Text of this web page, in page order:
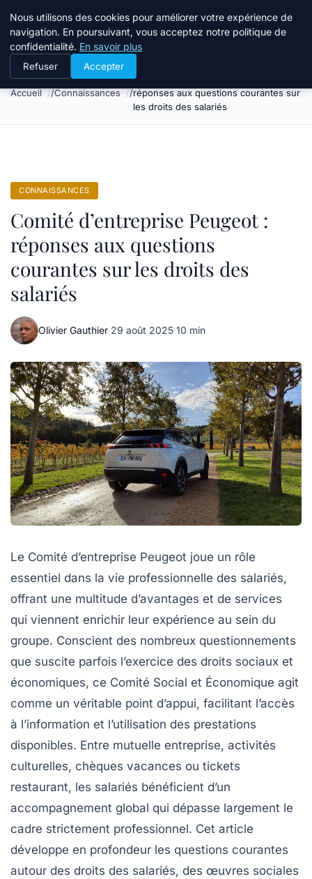
Bible Telemarketing
Accueil Connaissances
Comité d’entreprise Peugeot :
réponses aux questions courantes sur
les droits des salariés
CONNAISSANCES
Comité d’entreprise Peugeot :
réponses aux questions
courantes sur les droits des
salariés
Olivier Gauthier·29 août 2025·10 min
Le Comité d’entreprise Peugeot joue un rôle
essentiel dans la vie professionnelle des salariés,
offrant une multitude d’avantages et de services
qui viennent enrichir leur expérience au sein du
groupe. Conscient des nombreux questionnements
que suscite parfois l’exercice des droits sociaux et
économiques, ce Comité Social et Économique agit
comme un véritable point d’appui, facilitant l’accès
à l’information et l’utilisation des prestations
disponibles. Entre mutuelle entreprise, activités
culturelles, chèques vacances ou tickets
restaurant, les salariés bénéficient d’un
accompagnement global qui dépasse largement le
cadre strictement professionnel. Cet article
développe en profondeur les questions courantes
autour des droits des salariés, des œuvres sociales
Nous utilisons des cookies pour améliorer votre expérience de
navigation. En poursuivant, vous acceptez notre politique de
confidentialité. En savoir plus
Refuser Accepter